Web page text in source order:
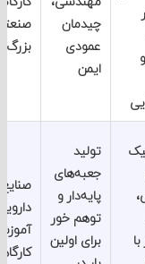
چیدمان
صنعتی
بزرگ
تولید
جعبه‌های
پایه‌دار و
توهم خور
برای اولین
صنایع
دارویی،
آموزشی و
کارگاهی